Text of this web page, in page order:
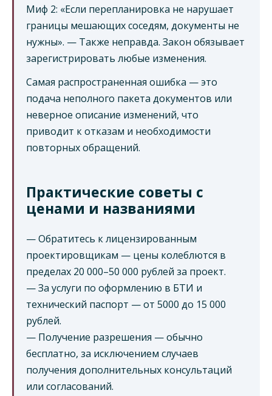
Миф 2: «Если перепланировка не нарушает
границы мешающих соседям, документы не
нужны». — Также неправда. Закон обязывает
зарегистрировать любые изменения.
Самая распространенная ошибка — это
подача неполного пакета документов или
неверное описание изменений, что
приводит к отказам и необходимости
повторных обращений.
Практические советы с
ценами и названиями
— Обратитесь к лицензированным
проектировщикам — цены колеблются в
пределах 20 000–50 000 рублей за проект.
— За услуги по оформлению в БТИ и
технический паспорт — от 5000 до 15 000
рублей.
— Получение разрешения — обычно
бесплатно, за исключением случаев
получения дополнительных консультаций
или согласований.